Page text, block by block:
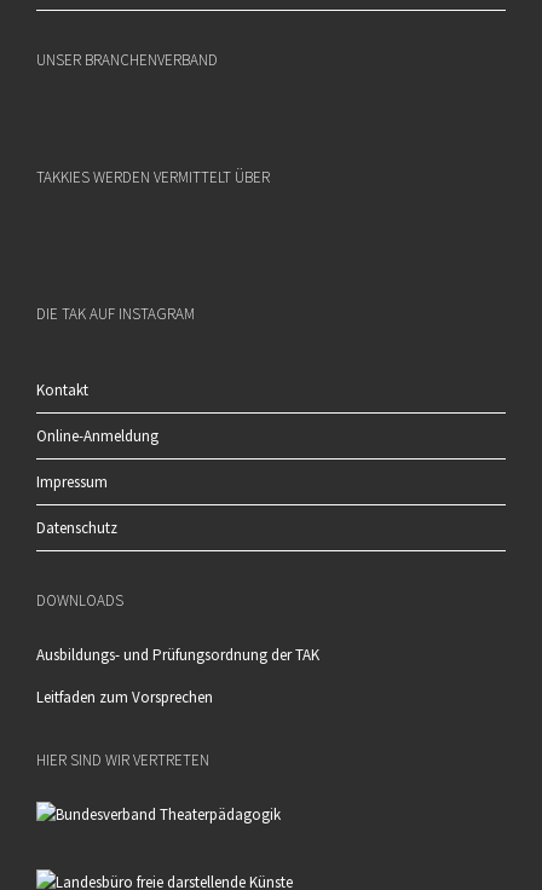
UNSER BRANCHENVERBAND
TAKKIES WERDEN VERMITTELT ÜBER
DIE TAK AUF INSTAGRAM
Kontakt
Online-Anmeldung
Impressum
Datenschutz
DOWNLOADS
Ausbildungs- und Prüfungsordnung der TAK
Leitfaden zum Vorsprechen
HIER SIND WIR VERTRETEN